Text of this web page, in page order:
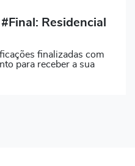
Residencial
finalizadas com
para receber a sua